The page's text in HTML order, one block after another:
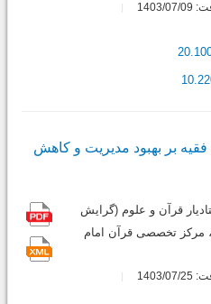
07/09
فقیه بر بهبود مدیریت و کاهش
قرآن و علوم (گرایش
مرکز تخصصی قرآن امام
07/25